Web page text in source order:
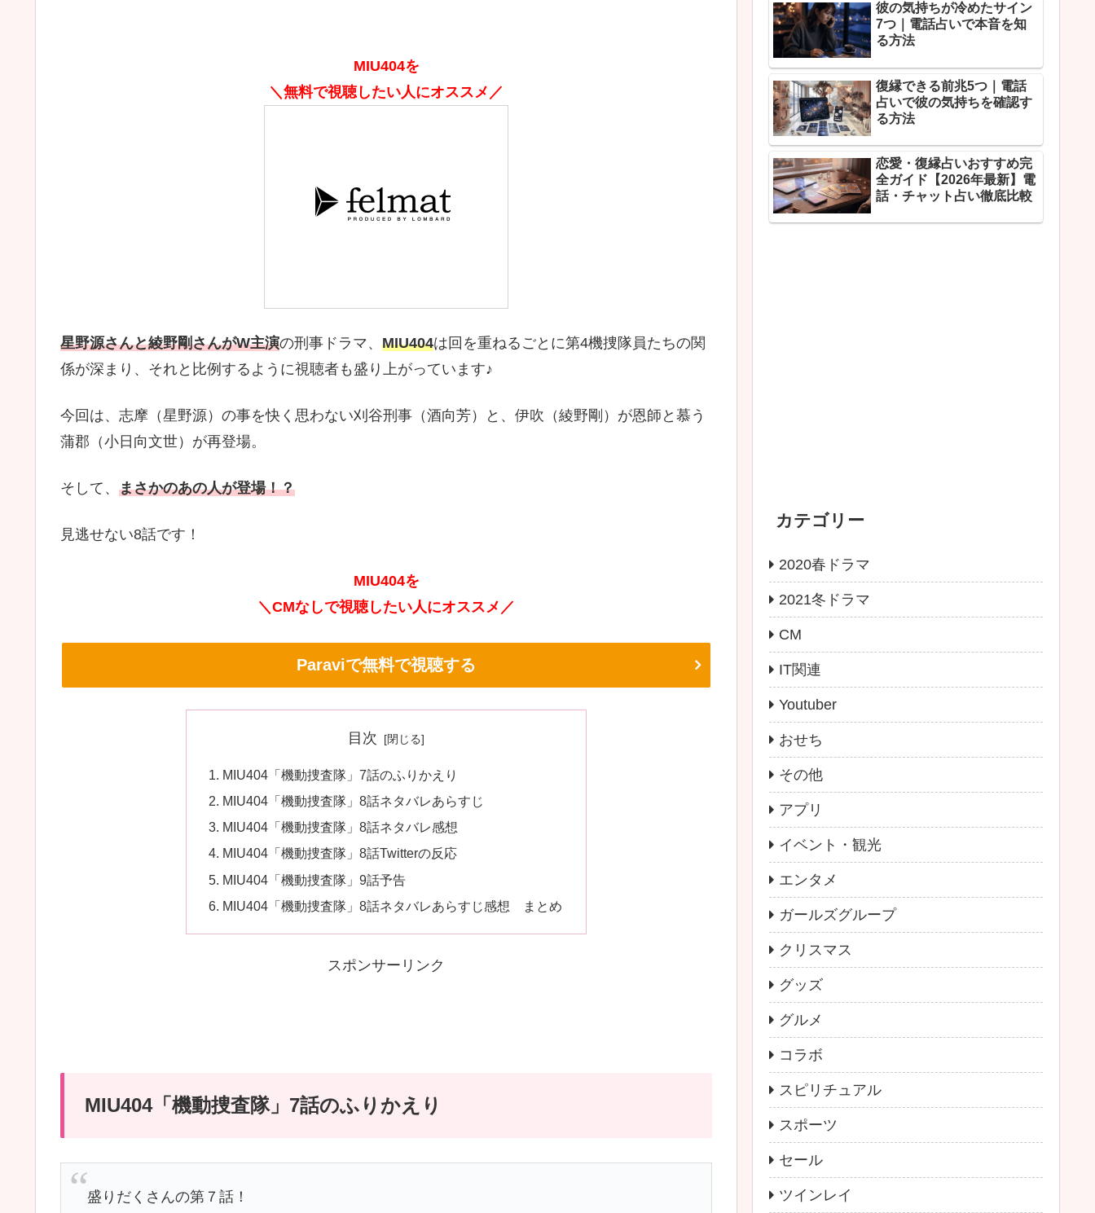
MIU404を
＼無料で視聴したい人にオススメ／
星野源さんと綾野剛さんがW主演の刑事ドラマ、 MIU404は回を重ねるごとに第4機捜隊員たちの関
係が深まり、それと比例するように視聴者も盛り上がっています♪
今回は、志摩（星野源）の事を快く思わない刈谷刑事（酒向芳）と、伊吹（綾野剛）が恩師と慕う
蒲郡（小日向文世）が再登場。
そして、 まさかのあの人が登場！？
見逃せない8話です！
MIU404を
＼CMなしで視聴したい人にオススメ／
Paraviで無料で視聴する
目次
MIU404「機動捜査隊」7話のふりかえり
MIU404「機動捜査隊」8話ネタバレあらすじ
MIU404「機動捜査隊」8話ネタバレ感想
MIU404「機動捜査隊」8話Twitterの反応
MIU404「機動捜査隊」9話予告
MIU404「機動捜査隊」8話ネタバレあらすじ感想 まとめ
スポンサーリンク
MIU404「機動捜査隊」7話のふりかえり
盛りだくさんの第７話！
彼の気持ちが冷めたサイン
7つ｜電話占いで本音を知
る方法
復縁できる前兆5つ｜電話
占いで彼の気持ちを確認す
る方法
恋愛・復縁占いおすすめ完
全ガイド【2026年最新】電
話・チャット占い徹底比較
カテゴリー
2020春ドラマ
2021冬ドラマ
CM
IT関連
Youtuber
おせち
その他
アプリ
イベント・観光
エンタメ
ガールズグループ
クリスマス
グッズ
グルメ
コラボ
スピリチュアル
スポーツ
セール
ツインレイ